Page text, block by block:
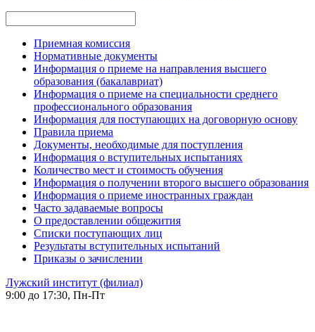
Приемная комиссия
Нормативные документы
Информация о приеме на направления высшего
образования (бакалавриат)
Информация о приеме на специальности среднего
профессионального образования
Информация для поступающих на договорную основу
Правила приема
Документы, необходимые для поступления
Информация о вступительных испытаниях
Количество мест и стоимость обучения
Информация о получении второго высшего образования
Информация о приеме иностранных граждан
Часто задаваемые вопросы
О предоставлении общежития
Списки поступающих лиц
Результаты вступительных испытаний
Приказы о зачислении
Лужский институт (филиал)
9:00 до 17:30, Пн-Пт